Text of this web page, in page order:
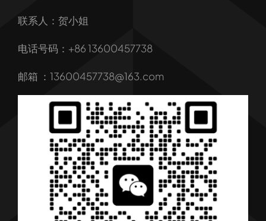
我们的服务
行业解决方案
行业新闻
联系人：贺小姐
电话号码：+86 13600457738
邮箱 ：13600457738@163.com